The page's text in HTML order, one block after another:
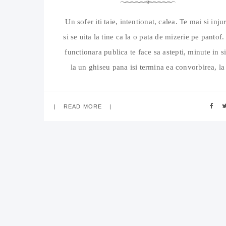
Un sofer iti taie, intentionat, calea. Te mai si
si se uita la tine ca la o pata de mizerie pe pantof.
functionara publica te face sa astepti, minute in
la un ghiseu pana isi termina ea convorbirea, la
READ MORE